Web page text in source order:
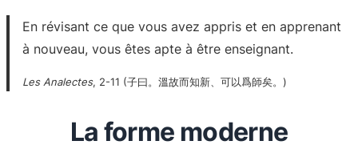
En révisant ce que vous avez appris et en apprenant
à nouveau, vous êtes apte à être enseignant.
Les Analectes, 2-11 (子曰。溫故而知新、可以爲師矣。)
La forme moderne